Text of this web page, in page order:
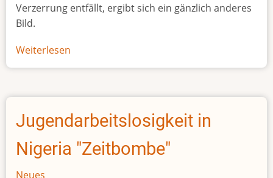
Verzerrung entfällt, ergibt sich ein gänzlich anderes
Bild.
Weiterlesen
Afrikas
Größe
Jugendarbeitslosigkeit in
Nigeria "Zeitbombe"
Neues